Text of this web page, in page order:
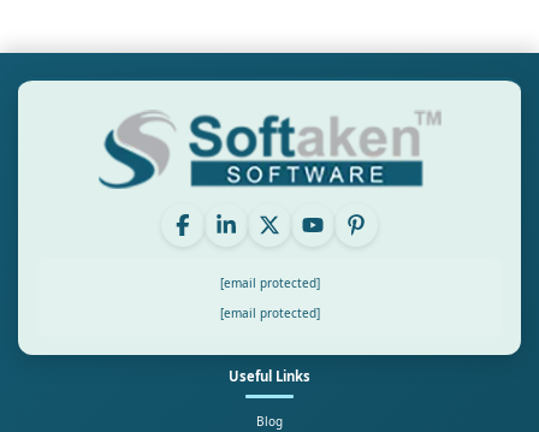
[email protected]
[email protected]
Useful Links
Blog